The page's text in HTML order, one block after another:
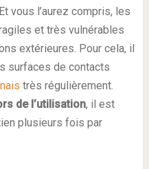
vous l’aurez compris, les
et très vulnérables
extérieures. Pour cela, il
surfaces de contacts
très régulièrement.
de l’utilisation, il est
plusieurs fois par